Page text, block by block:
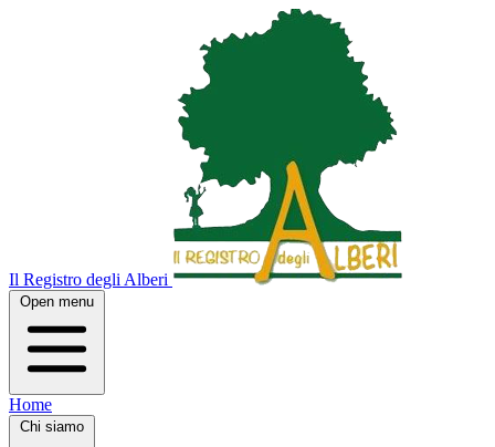
Il Registro degli Alberi
Open menu
Home
Chi siamo